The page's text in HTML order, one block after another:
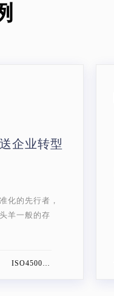
同样重要
合，这是两家
ISO9001 ISO14001 ISO45001